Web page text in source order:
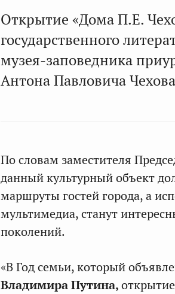
Открытие «Дома П.Е.
государственного
музея-заповедника
Антона Павловича
По словам заместителя
данный культурный объект
маршруты гостей города, а
мультимедиа, станут
поколений.
«В Год семьи, который
Владимира Путина,